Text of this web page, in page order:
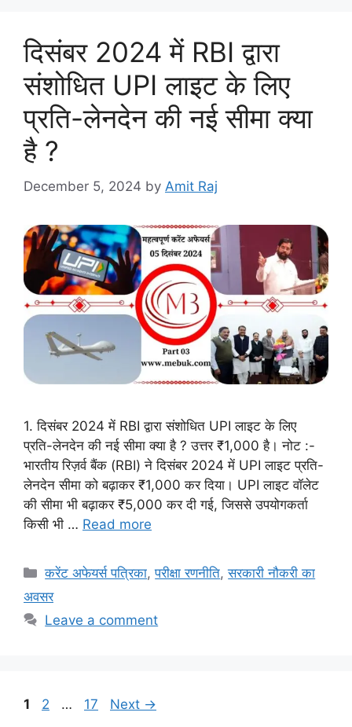
दिसंबर 2024 में RBI द्वारा
संशोधित UPI लाइट के लिए
प्रति-लेनदेन की नई सीमा क्या
है ?
December 5, 2024 by Amit Raj
1. दिसंबर 2024 में RBI द्वारा संशोधित UPI लाइट के लिए
प्रति-लेनदेन की नई सीमा क्या है ? उत्तर ₹1,000 है। नोट :-
भारतीय रिज़र्व बैंक (RBI) ने दिसंबर 2024 में UPI लाइट प्रति-
लेनदेन सीमा को बढ़ाकर ₹1,000 कर दिया। UPI लाइट वॉलेट
की सीमा भी बढ़ाकर ₹5,000 कर दी गई, जिससे उपयोगकर्ता
किसी भी … Read more
Categories
करेंट अफेयर्स पत्रिका,परीक्षा रणनीति,सरकारी नौकरी का
अवसर
Leave a comment
Page
1 Page
2 … Page
17 Next →